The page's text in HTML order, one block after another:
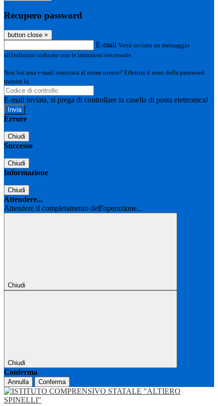
Recupero password
button close ×
E-mail Verrà inviato un messaggio
all'indirizzo indicato con le istruzioni necessarie.
Non hai una e-mail associata al nome utente? Effettua il reset della password
tramite la
E-mail inviata, si prega di controllare la casella di posta elettronica!
Errore
Chiudi
Successo
Chiudi
Informazione
Chiudi
Attendere...
Attendere il completamento dell'operazione...
Chiudi
Chiudi
Conferma
Annulla Conferma